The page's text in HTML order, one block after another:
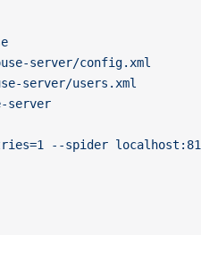
server/config.xml
server/users.xml
server
--spider